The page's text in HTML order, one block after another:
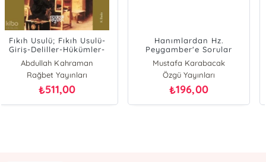
Hanımlardan Hz.
Peygamber'e Sorular
Mustafa Karabacak
Özgü Yayınları
₺196,00
Fıkıh Usulü Dersleri
Ahmed Davudoğlu
Şamil Yayınevi
₺224,00